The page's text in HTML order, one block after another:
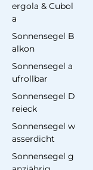
ergola & Cubol
a
Sonnensegel B
alkon
Sonnensegel a
ufrollbar
Sonnensegel D
reieck
Sonnensegel w
asserdicht
Sonnensegel g